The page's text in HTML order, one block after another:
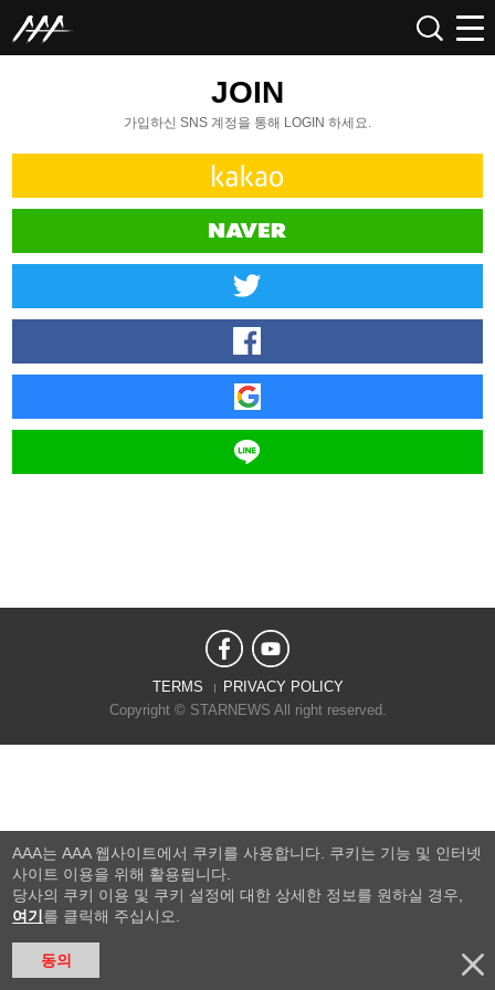
JOIN
가입하신 SNS 계정을 통해 LOGIN 하세요.
TERMS
PRIVACY POLICY
Copyright © STARNEWS All right reserved.
AAA는 AAA 웹사이트에서 쿠키를 사용합니다. 쿠키는 기능 및 인터넷
사이트 이용을 위해 활용됩니다.
당사의 쿠키 이용 및 쿠키 설정에 대한 상세한 정보를 원하실 경우,
여기 를 클릭해 주십시오.
동의